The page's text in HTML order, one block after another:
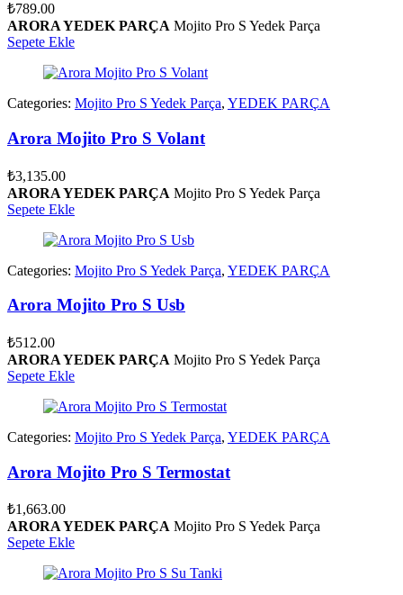
₺789.00
ARORA YEDEK PARÇA Mojito Pro S Yedek Parça
Sepete Ekle
Categories: Mojito Pro S Yedek Parça, YEDEK PARÇA
Arora Mojito Pro S Volant
₺3,135.00
ARORA YEDEK PARÇA Mojito Pro S Yedek Parça
Sepete Ekle
Categories: Mojito Pro S Yedek Parça, YEDEK PARÇA
Arora Mojito Pro S Usb
₺512.00
ARORA YEDEK PARÇA Mojito Pro S Yedek Parça
Sepete Ekle
Categories: Mojito Pro S Yedek Parça, YEDEK PARÇA
Arora Mojito Pro S Termostat
₺1,663.00
ARORA YEDEK PARÇA Mojito Pro S Yedek Parça
Sepete Ekle